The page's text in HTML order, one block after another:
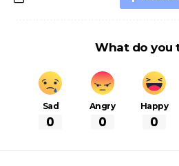
What do you
Sad
0
Angry
0
Happy
0